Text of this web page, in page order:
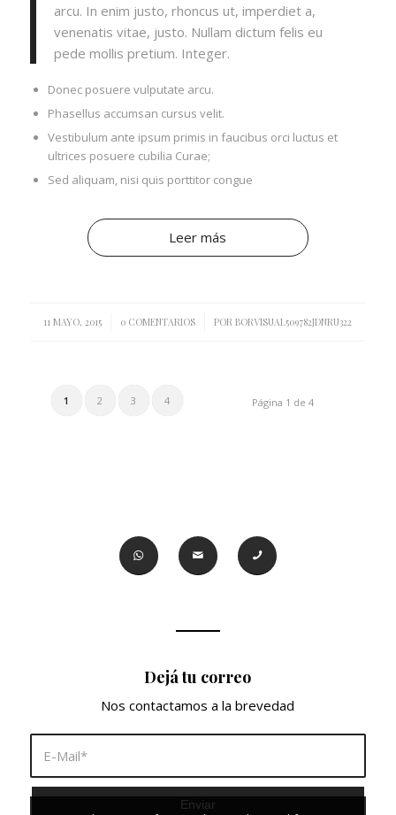
arcu. In enim justo, rhoncus ut, imperdiet a,
venenatis vitae, justo. Nullam dictum felis eu
pede mollis pretium. Integer.
Donec posuere vulputate arcu.
Phasellus accumsan cursus velit.
Vestibulum ante ipsum primis in faucibus orci luctus et
ultrices posuere cubilia Curae;
Sed aliquam, nisi quis porttitor congue
Leer más
11 MAYO, 2015
/ 0 COMENTARIOS
/ PORBORVISUAL509782JDNRU322
Página 1 de 4
1 2 3 4
Dejá tu correo
Nos contactamos a la brevedad